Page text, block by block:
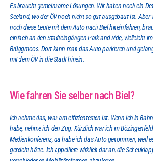
Es braucht gemeinsame Lösungen. Wir haben noch ein
Seeland, wo der ÖV noch nicht so gut ausgebaut ist. Aber
noch diese Leute mit dem Auto nach Biel hineinfahren,
einfach an den Stadteingängen Park and Ride, vielleicht
Brüggmoos. Dort kann man das Auto parkieren und
mit dem ÖV in die Stadt hinein.
Wie fahren Sie selber nach Biel?
Ich nehme das, was am effizientesten ist. Wenn ich in
habe, nehme ich den Zug. Kürzlich war ich im
Medienkonferenz, da habe ich das Auto genommen, weil
gereicht hätte. Ich appelliere wirklich dar-an, die